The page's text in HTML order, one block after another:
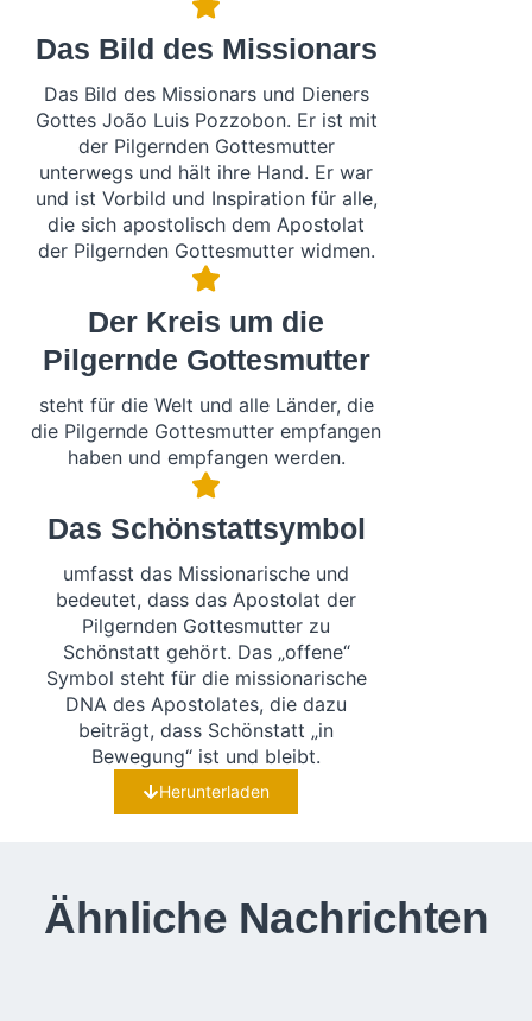
Das Bild des Missionars
Das Bild des Missionars und Dieners
Gottes João Luis Pozzobon. Er ist mit
der Pilgernden Gottesmutter
unterwegs und hält ihre Hand. Er war
und ist Vorbild und Inspiration für alle,
die sich apostolisch dem Apostolat
der Pilgernden Gottesmutter widmen.
Der Kreis um die
Pilgernde Gottesmutter
steht für die Welt und alle Länder, die
die Pilgernde Gottesmutter empfangen
haben und empfangen werden.
Das Schönstattsymbol
umfasst das Missionarische und
bedeutet, dass das Apostolat der
Pilgernden Gottesmutter zu
Schönstatt gehört. Das „offene“
Symbol steht für die missionarische
DNA des Apostolates, die dazu
beiträgt, dass Schönstatt „in
Bewegung“ ist und bleibt.
Herunterladen
Ähnliche Nachrichten